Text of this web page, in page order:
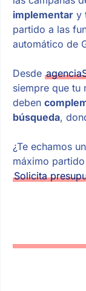
implementary
partido a las
automático de
Desde
siempre que tu
deben
búsqueda,
¿Te echamos
máximo
Solicita